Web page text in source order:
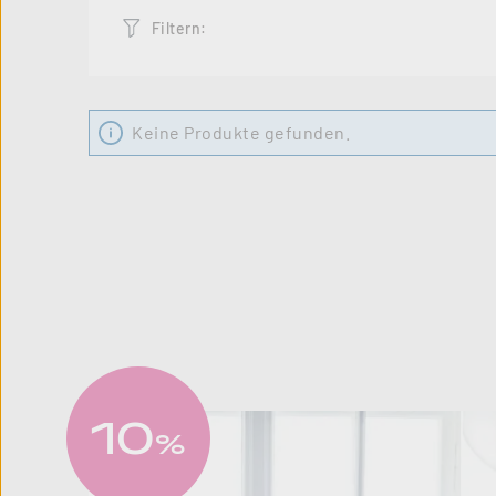
Filtern:
Keine Produkte gefunden.
10%